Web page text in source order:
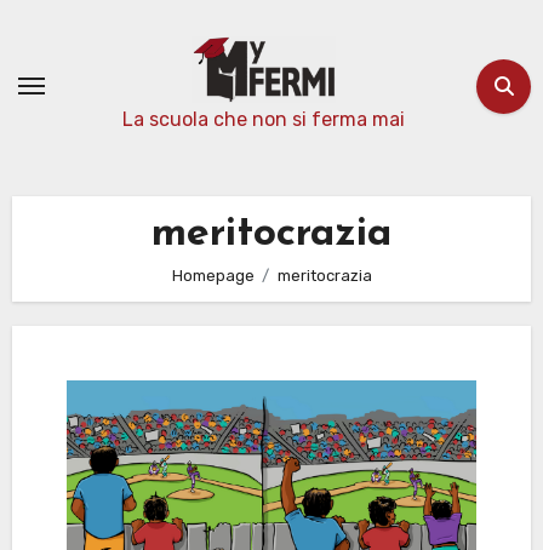
contenuto
La scuola che non si ferma mai
meritocrazia
Homepage meritocrazia